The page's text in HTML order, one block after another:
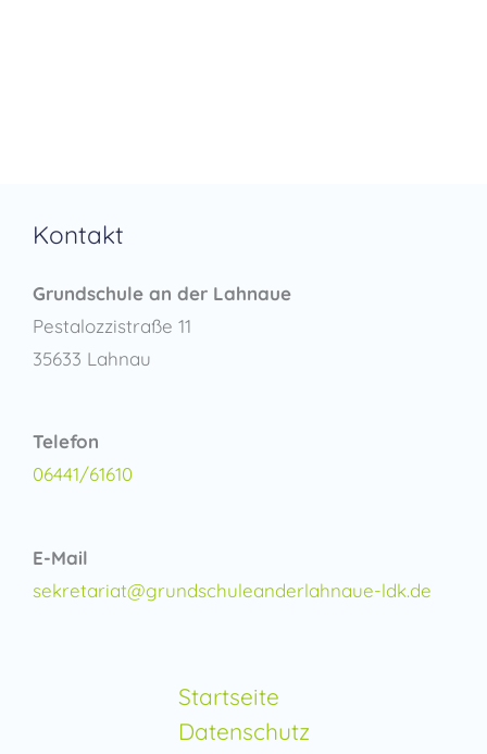
Kontakt
Grundschule an der Lahnaue
Pestalozzistraße 11
35633 Lahnau
Telefon
06441/61610
E-Mail
sekretariat@grundschuleanderlahnaue-ldk.de
Startseite
Datenschutz